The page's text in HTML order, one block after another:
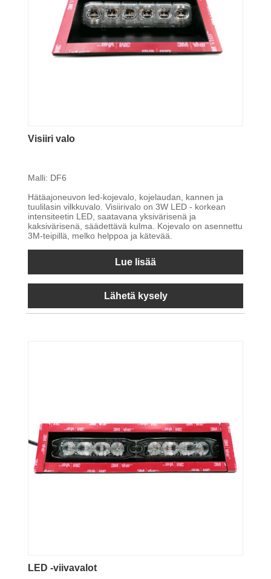
Visiiri valo
Malli: DF6
Hätäajoneuvon led-kojevalo, kojelaudan, kannen ja
tuulilasin vilkkuvalo. Visiirivalo on 3W LED - korkean
intensiteetin LED, saatavana yksivärisenä ja
kaksivärisenä, säädettävä kulma. Kojevalo on asennettu
3M-teipillä, melko helppoa ja kätevää.
Lue lisää
Lähetä kysely
LED -viivavalot